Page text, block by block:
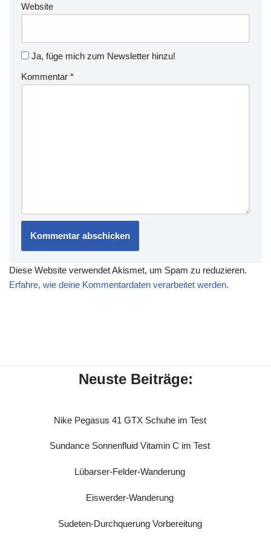
Website
Ja, füge mich zum Newsletter hinzu!
Kommentar *
Diese Website verwendet Akismet, um Spam zu reduzieren.
Erfahre, wie deine Kommentardaten verarbeitet werden.
Neuste Beiträge:
Nike Pegasus 41 GTX Schuhe im Test
Sundance Sonnenfluid Vitamin C im Test
Lübarser-Felder-Wanderung
Eiswerder-Wanderung
Sudeten-Durchquerung Vorbereitung